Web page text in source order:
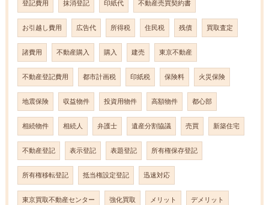
登記費用 抹消登記 印紙代 不動産売買契約書
お引越し費用 広告代 所得税 住民税 残債 買取査定
諸費用 不動産購入 購入 建売 東京不動産
不動産登記費用 都市計画税 印紙税 保険料 火災保険
地震保険 収益物件 投資用物件 高額物件 都心部
相続物件 相続人 弁護士 遺産分割協議 売買 新築住宅
不動産登記 表示登記 表題登記 所有権保存登記
所有権移転登記 抵当権設定登記 迅速対応
東京買取不動産センター 強化買取 メリット デメリット